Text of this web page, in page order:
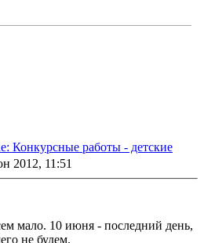
Конкурсные работы - детские
2012, 11:51
мало. 10 июня - последний день,
не будем.